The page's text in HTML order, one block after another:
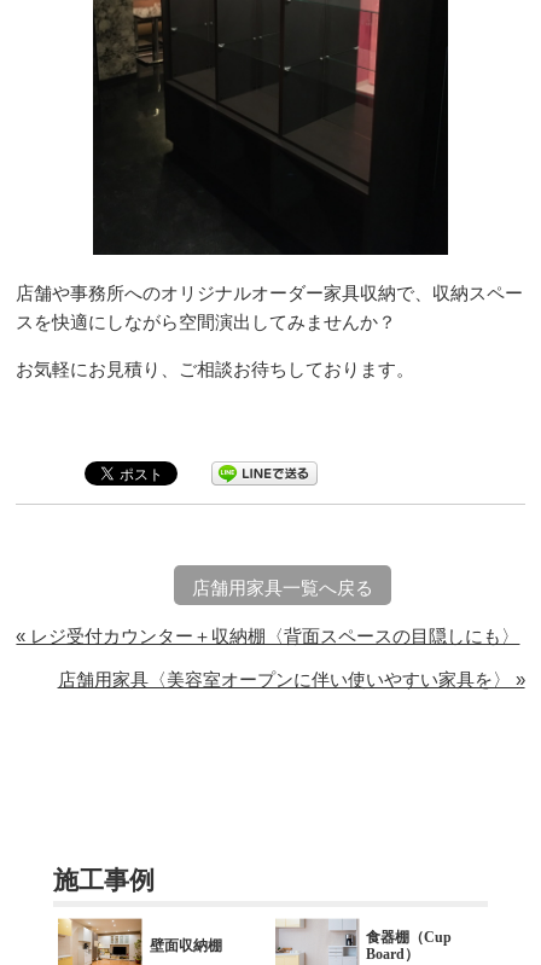
店舗や事務所へのオリジナルオーダー家具収納で、収納スペー
スを快適にしながら空間演出してみませんか？
お気軽にお見積り、ご相談お待ちしております。
店舗用家具一覧へ戻る
« レジ受付カウンター＋収納棚〈背面スペースの目隠しにも〉
店舗用家具〈美容室オープンに伴い使いやすい家具を〉 »
施工事例
壁面収納棚
食器棚（Cup
Board）